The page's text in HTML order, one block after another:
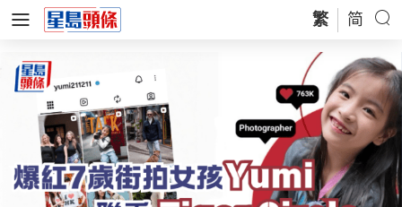
繁 简